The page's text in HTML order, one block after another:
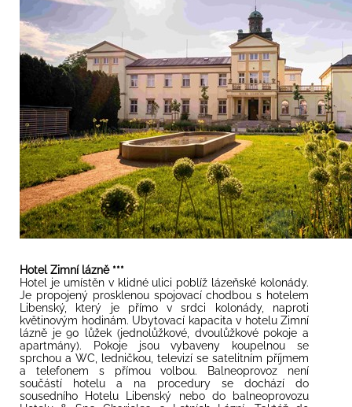
Hotel Zimní lázně ***
Hotel je umístěn v klidné ulici poblíž lázeňské kolonády.
Je propojený prosklenou spojovací chodbou s hotelem
Libenský, který je přímo v srdci kolonády, naproti
květinovým hodinám. Ubytovací kapacita v hotelu Zimní
lázně je 90 lůžek (jednolůžkové, dvoulůžkové pokoje a
apartmány). Pokoje jsou vybaveny koupelnou se
sprchou a WC, ledničkou, televizí se satelitním příjmem
a telefonem s přímou volbou. Balneoprovoz není
součástí hotelu a na procedury se dochází do
sousedního Hotelu Libenský nebo do balneoprovozu